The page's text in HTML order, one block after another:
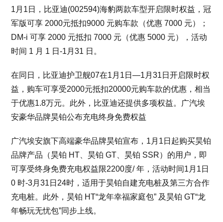
1月1日，比亚迪(002594)海豹两款车型开启限时权益，冠
军版可享 2000元抵扣9000 元购车款（优惠 7000 元）；
DM-i 可享 2000 元抵扣 7000 元（优惠 5000 元），活动
时间 1 月 1 日-1月31 日。
在同日，比亚迪护卫舰07在1月1日—1月31日开启限时权
益，购车可享受2000元抵扣20000元购车款的优惠，相当
于优惠1.8万元。此外，比亚迪还提供多项权益。广汽埃
安豪华品牌昊铂公布充电终身免费权益
广汽埃安旗下高端豪华品牌昊铂宣布，1月1日起购买昊铂
品牌产品（昊铂 HT、昊铂 GT、昊铂 SSR）的用户，即
可享受终身免费充电权益限2200度/ 年，活动时间1月1日
0 时-3月31日24时，适用于昊铂自建充电桩及第三方合作
充电桩。此外，昊铂 HT“龙年幸福家庭包” 及昊铂 GT“龙
年畅玩无忧包”同步上线。